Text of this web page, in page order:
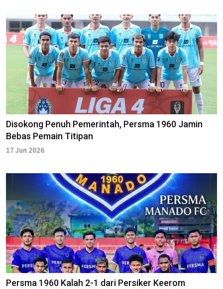
Disokong Penuh Pemerintah, Persma 1960 Jamin
Bebas Pemain Titipan
17 Jun 2026
Persma 1960 Kalah 2-1 dari Persiker Keerom